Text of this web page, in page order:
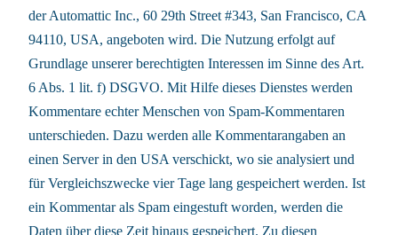
der Automattic Inc., 60 29th Street #343, San Francisco, CA
94110, USA, angeboten wird. Die Nutzung erfolgt auf
Grundlage unserer berechtigten Interessen im Sinne des Art.
6 Abs. 1 lit. f) DSGVO. Mit Hilfe dieses Dienstes werden
Kommentare echter Menschen von Spam-Kommentaren
unterschieden. Dazu werden alle Kommentarangaben an
einen Server in den USA verschickt, wo sie analysiert und
für Vergleichszwecke vier Tage lang gespeichert werden. Ist
ein Kommentar als Spam eingestuft worden, werden die
Daten über diese Zeit hinaus gespeichert. Zu diesen